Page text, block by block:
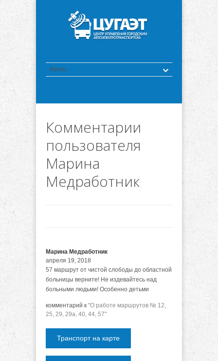
Комментарии
пользователя
Марина
Медработник
Марина Медработник
апреля 19, 2018
57 маршрут от чистой слободы до областной
больницы верните! Не издевайтесь над
больными людьми! Особенно детьми
комментарий к "О работе маршрутов № 12,
25, 29, 29а, 40, 44, 57"
Транспорт на карте